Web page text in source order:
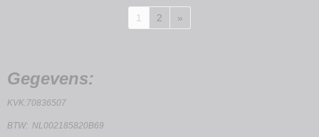
1 2 »
Gegevens:
KVK:70836507
BTW: NL002185820B69